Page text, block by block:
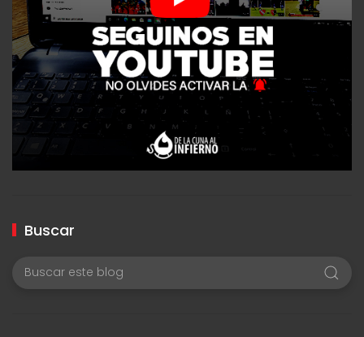
Buscar